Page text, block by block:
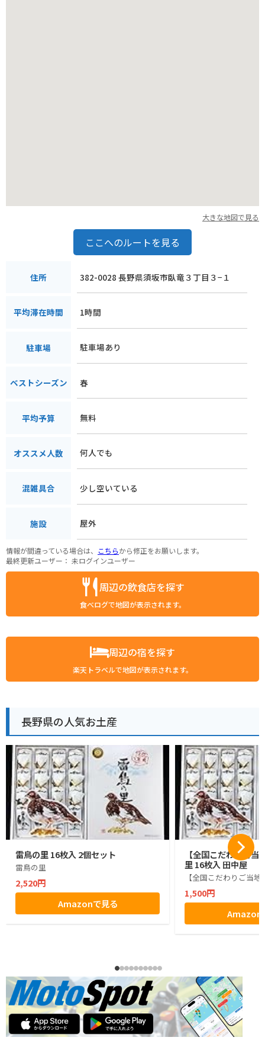
大きな地図で見る
ここへのルートを見る
住所 382-0028 長野県須坂市臥竜３丁目３−１
平均滞在時間 1時間
駐車場 駐車場あり
ベストシーズン 春
平均予算 無料
オススメ人数 何人でも
混雑具合 少し空いている
施設 屋外
情報が間違っている場合は、 こちらから修正をお願いします。
最終更新ユーザー： 未ログインユーザー
周辺の飲食店を探す
食べログで地図が表示されます。
周辺の宿を探す
楽天トラベルで地図が表示されます。
長野県の人気お土産
雷鳥の里 16枚入 2個セット
雷鳥の里
2,520円
Amazonで見る
【全国こだわりご
里 16枚入 田中屋
【全国こだわりご当
1,500円
Amazon